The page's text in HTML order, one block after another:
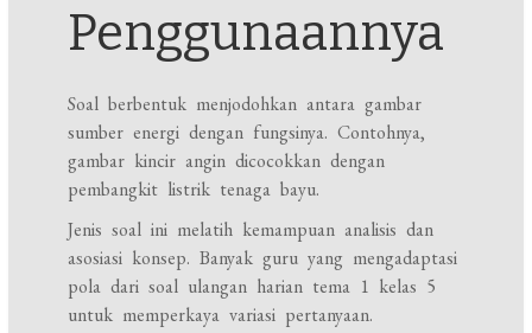
Penggunaannya
Soal berbentuk menjodohkan antara gambar
sumber energi dengan fungsinya. Contohnya,
gambar kincir angin dicocokkan dengan
pembangkit listrik tenaga bayu.
Jenis soal ini melatih kemampuan analisis dan
asosiasi konsep. Banyak guru yang mengadaptasi
pola dari soal ulangan harian tema 1 kelas 5
untuk memperkaya variasi pertanyaan.